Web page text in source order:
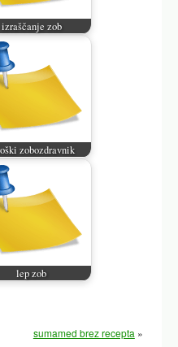
izraščanje zob
zobozdravnik
lep zob
sumamed brez recepta »